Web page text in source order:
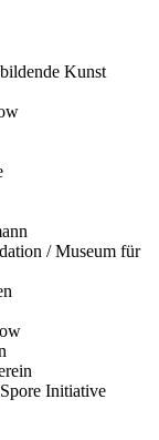
Kunst
/ Museum für
Spore Initiative